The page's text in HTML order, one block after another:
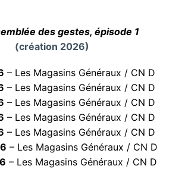
des gestes, épisode 1
(création 2026)
– Les Magasins Généraux / CN D
– Les Magasins Généraux / CN D
– Les Magasins Généraux / CN D
– Les Magasins Généraux / CN D
– Les Magasins Généraux / CN D
– Les Magasins Généraux / CN D
– Les Magasins Généraux / CN D